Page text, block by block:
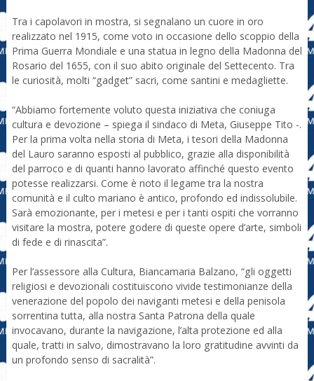
Tra i capolavori in mostra, si segnalano un cuore in oro
realizzato nel 1915, come voto in occasione dello scoppio della
Prima Guerra Mondiale e una statua in legno della Madonna del
Rosario del 1655, con il suo abito originale del Settecento. Tra
le curiosità, molti “gadget” sacri, come santini e medagliette.
“Abbiamo fortemente voluto questa iniziativa che coniuga
cultura e devozione – spiega il sindaco di Meta, Giuseppe Tito -.
Per la prima volta nella storia di Meta, i tesori della Madonna
del Lauro saranno esposti al pubblico, grazie alla disponibilità
del parroco e di quanti hanno lavorato affinché questo evento
potesse realizzarsi. Come è noto il legame tra la nostra
comunità e il culto mariano è antico, profondo ed indissolubile.
Sarà emozionante, per i metesi e per i tanti ospiti che vorranno
visitare la mostra, potere godere di queste opere d’arte, simboli
di fede e di rinascita”.
Per l’assessore alla Cultura, Biancamaria Balzano, “gli oggetti
religiosi e devozionali costituiscono vivide testimonianze della
venerazione del popolo dei naviganti metesi e della penisola
sorrentina tutta, alla nostra Santa Patrona della quale
invocavano, durante la navigazione, l’alta protezione ed alla
quale, tratti in salvo, dimostravano la loro gratitudine avvinti da
un profondo senso di sacralità”.